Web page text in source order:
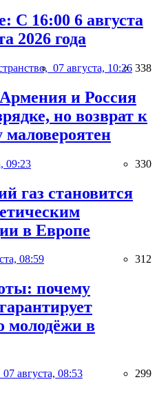
С 16:00 6 августа
2026 года
07 августа, 10:26 338
и Россия
но возврат к
09:23 330
газ становится
в Европе
08:59 312
почему
молодёжи в
07 августа, 08:53 299